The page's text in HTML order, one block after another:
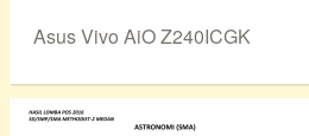
Asus Vivo AiO Z240ICGK